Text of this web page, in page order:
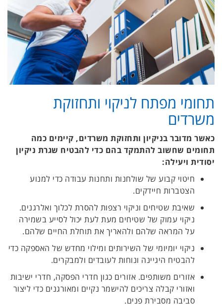
תחומי מפתח לניקוי ותחזוקת
משרדים
כאשר מדובר בניקיון ותחזוקת משרדים, קיימים כמה
תחומים שחשוב להתמקד בהם כדי להבטיח שגרת ניקיון
יסודית ויעילה:
חיטוי קבוע של שולחנות ותחנות עבודה כדי למנוע
הצטברות חיידקים.
שאיבת שטיחים וניקוי רצפות להסרת לכלוך ואלרגנים.
ניקוי עמוק של שטיחים מעת לעת יכול לסייע בשמירה
על המראה שלהם ולהאריך את תוחלת החיים שלהם.
ניקוי יומיומי של השירותים ומילוי מחדש של האספקה כדי
להבטיח היגיינה ונוחות לעובדים ולמבקרים.
אזורים משותפים. אזורים כגון חדרי הפסקה, חדרי ישיבות
ואזורי קבלה צריכים להישמר נקיים ומאורגנים כדי ליצור
סביבה מסבירת פנים.